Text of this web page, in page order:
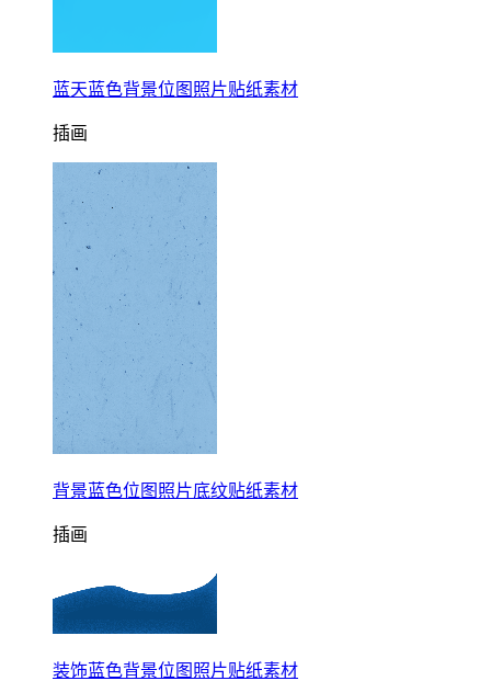
蓝天蓝色背景位图照片贴纸素材
插画
背景蓝色位图照片底纹贴纸素材
插画
装饰蓝色背景位图照片贴纸素材